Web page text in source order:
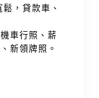
，貸款車、
車行照、薪
新領牌照。